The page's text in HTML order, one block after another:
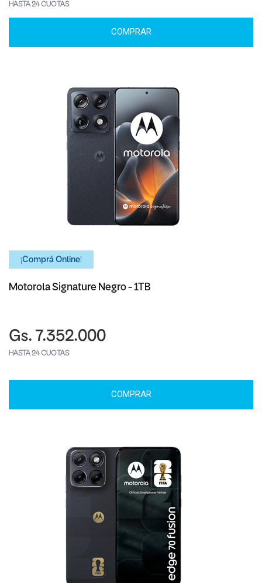
HASTA 24 CUOTAS
COMPRAR
¡Comprá Online!
Motorola Signature Negro - 1TB
Gs. 7.352.000
HASTA 24 CUOTAS
COMPRAR